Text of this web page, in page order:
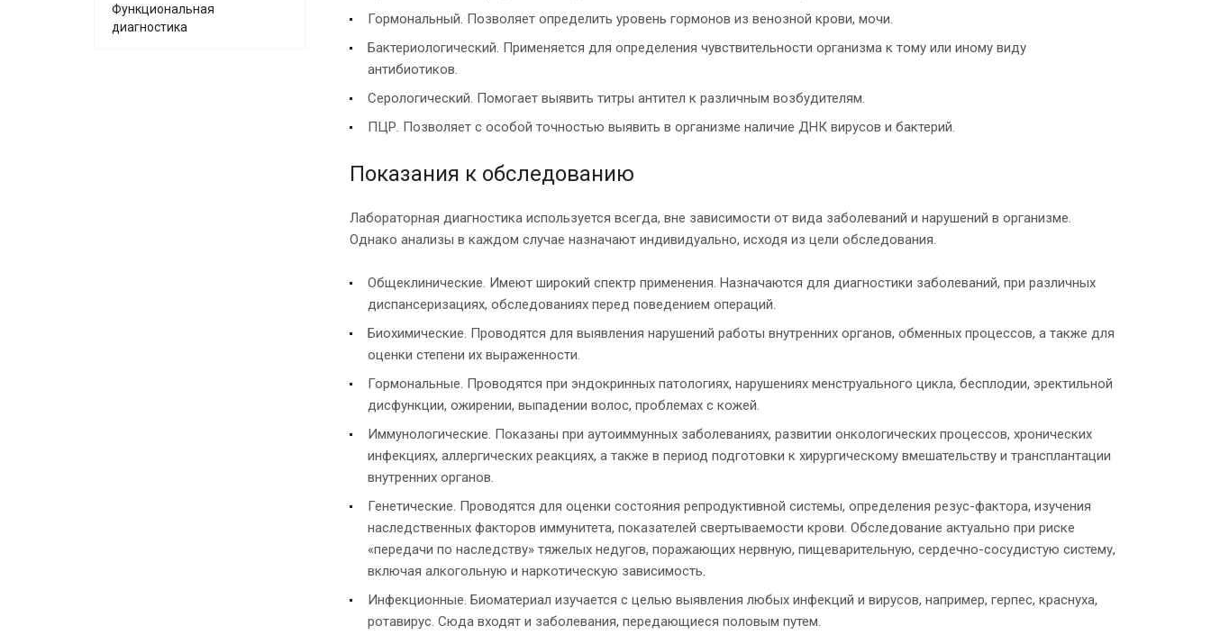
Гормональный. Позволяет определить уровень гормонов из венозной крови, мочи.
Бактериологический. Применяется для определения чувствительности организма к тому или иному виду
антибиотиков.
Серологический. Помогает выявить титры антител к различным возбудителям.
ПЦР. Позволяет с особой точностью выявить в организме наличие ДНК вирусов и бактерий.
Показания к обследованию
Лабораторная диагностика используется всегда, вне зависимости от вида заболеваний и нарушений в организме.
Однако анализы в каждом случае назначают индивидуально, исходя из цели обследования.
Общеклинические. Имеют широкий спектр применения. Назначаются для диагностики заболеваний, при различных
диспансеризациях, обследованиях перед поведением операций.
Биохимические. Проводятся для выявления нарушений работы внутренних органов, обменных процессов, а также для
оценки степени их выраженности.
Гормональные. Проводятся при эндокринных патологиях, нарушениях менструального цикла, бесплодии, эректильной
дисфункции, ожирении, выпадении волос, проблемах с кожей.
Иммунологические. Показаны при аутоиммунных заболеваниях, развитии онкологических процессов, хронических
инфекциях, аллергических реакциях, а также в период подготовки к хирургическому вмешательству и трансплантации
внутренних органов.
Генетические. Проводятся для оценки состояния репродуктивной системы, определения резус-фактора, изучения
наследственных факторов иммунитета, показателей свертываемости крови. Обследование актуально при риске
«передачи по наследству» тяжелых недугов, поражающих нервную, пищеварительную, сердечно-сосудистую систему,
включая алкогольную и наркотическую зависимость.
Инфекционные. Биоматериал изучается с целью выявления любых инфекций и вирусов, например, герпес, краснуха,
ротавирус. Сюда входят и заболевания, передающиеся половым путем.
Функциональная
диагностика